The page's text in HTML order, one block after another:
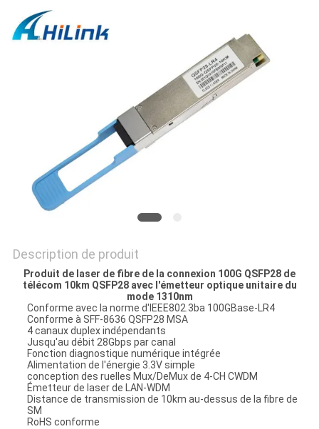
LES
UN DEVIS
PLAN
POLITIQUE
CONFIDENTIALITÉ
Description de produit
Produit de laser de fibre de la connexion 100G QSFP28 de
télécom 10km QSFP28 avec l'émetteur optique unitaire du
mode 1310nm
Conforme avec la norme d'IEEE802.3ba 100GBase-LR4
Conforme à SFF-8636 QSFP28 MSA
4 canaux duplex indépendants
Jusqu'au débit 28Gbps par canal
Fonction diagnostique numérique intégrée
Alimentation de l'énergie 3.3V simple
conception des ruelles Mux/DeMux de 4-CH CWDM
Émetteur de laser de LAN-WDM
Distance de transmission de 10km au-dessus de la fibre de
SM
RoHS conforme